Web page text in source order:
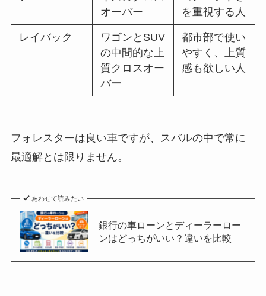
オーバー
を重視する人
レイバック
ワゴンとSUV
の中間的な上
質クロスオー
バー
都市部で使い
やすく、上質
感も欲しい人
フォレスターは良い車ですが、スバルの中で常に
最適解とは限りません。
あわせて読みたい
銀行の車ローンとディーラーロー
ンはどっちがいい？違いを比較